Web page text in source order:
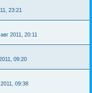
23:21
2011, 20:11
09:20
09:38